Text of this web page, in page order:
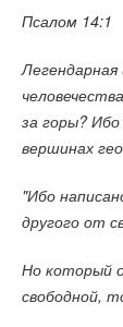
Псалом 14:1
за горы?
вершинах
"Ибо
другого от
Но который
свободной,